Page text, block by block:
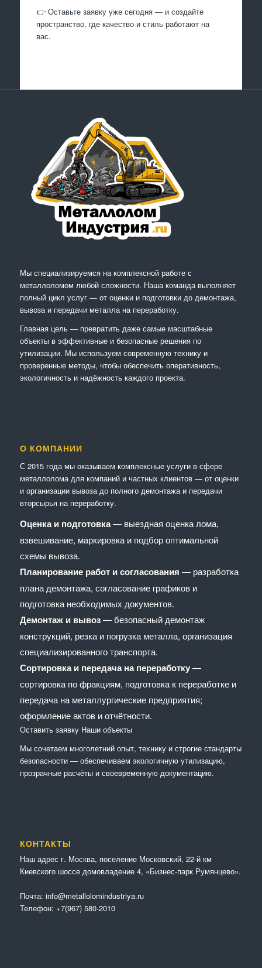
👉 Оставьте заявку уже сегодня — и создайте
пространство, где качество и стиль работают на
вас.
Мы специализируемся на комплексной работе с
металлоломом любой сложности. Наша команда выполняет
полный цикл услуг — от оценки и подготовки до демонтажа,
вывоза и передачи металла на переработку.
Главная цель — превратить даже самые масштабные
объекты в эффективные и безопасные решения по
утилизации. Мы используем современную технику и
проверенные методы, чтобы обеспечить оперативность,
экологичность и надёжность каждого проекта.
О КОМПАНИИ
С 2015 года мы оказываем комплексные услуги в сфере
металлолома для компаний и частных клиентов — от оценки
и организации вывоза до полного демонтажа и передачи
вторсырья на переработку.
Оценка и подготовка— выездная оценка лома,
взвешивание, маркировка и подбор оптимальной
схемы вывоза.
Планирование работ и согласования — разработка
плана демонтажа, согласование графиков и
подготовка необходимых документов.
Демонтаж и вывоз— безопасный демонтаж
конструкций, резка и погрузка металла, организация
специализированного транспорта.
Сортировка и передача на переработку—
сортировка по фракциям, подготовка к переработке и
передача на металлургические предприятия;
оформление актов и отчётности.
Оставить заявку Наши объекты
Мы сочетaем многолетний опыт, технику и строгие стандарты
безопасности — обеспечиваем экологичную утилизацию,
прозрачные расчёты и своевременную документацию.
КОНТАКТЫ
Наш адрес г. Москва, поселение Московский, 22-й км
Киевского шоссе домовладение 4, «Бизнес-парк Румянцево».
Почта: info@metallolomindustriya.ru
Телефон: +7(967) 580-2010